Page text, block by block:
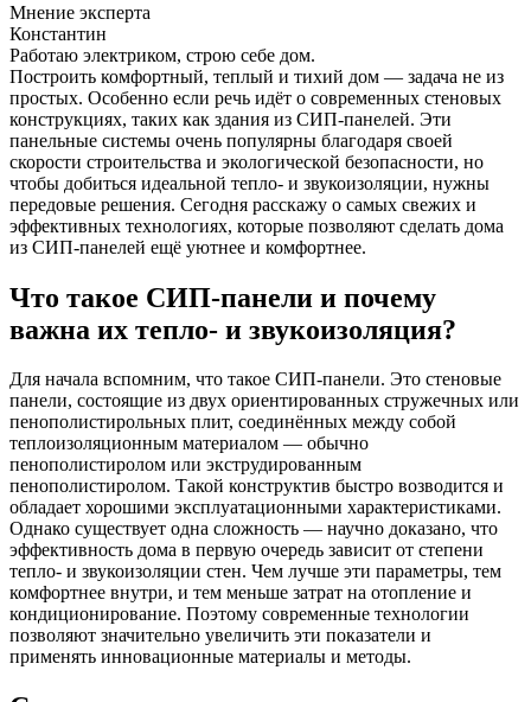
Мнение эксперта
Константин
Работаю электриком, строю себе дом.
Построить комфортный, теплый и тихий дом — задача не из
простых. Особенно если речь идёт о современных стеновых
конструкциях, таких как здания из СИП-панелей. Эти
панельные системы очень популярны благодаря своей
скорости строительства и экологической безопасности, но
чтобы добиться идеальной тепло- и звукоизоляции, нужны
передовые решения. Сегодня расскажу о самых свежих и
эффективных технологиях, которые позволяют сделать дома
из СИП-панелей ещё уютнее и комфортнее.
Что такое СИП-панели и почему
важна их тепло- и звукоизоляция?
Для начала вспомним, что такое СИП-панели. Это стеновые
панели, состоящие из двух ориентированных стружечных или
пенополистирольных плит, соединённых между собой
теплоизоляционным материалом — обычно
пенополистиролом или экструдированным
пенополистиролом. Такой конструктив быстро возводится и
обладает хорошими эксплуатационными характеристиками.
Однако существует одна сложность — научно доказано, что
эффективность дома в первую очередь зависит от степени
тепло- и звукоизоляции стен. Чем лучше эти параметры, тем
комфортнее внутри, и тем меньше затрат на отопление и
кондиционирование. Поэтому современные технологии
позволяют значительно увеличить эти показатели и
применять инновационные материалы и методы.